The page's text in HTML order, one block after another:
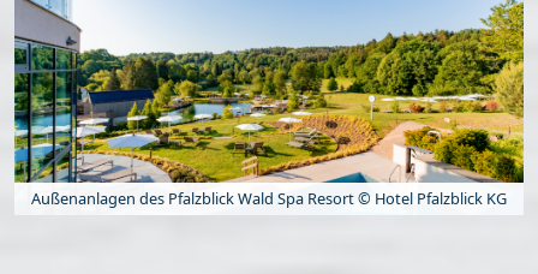
Außenanlagen des Pfalzblick Wald Spa Resort © Hotel Pfalzblick KG